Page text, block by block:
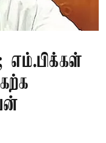
எம்.பிக்கள்